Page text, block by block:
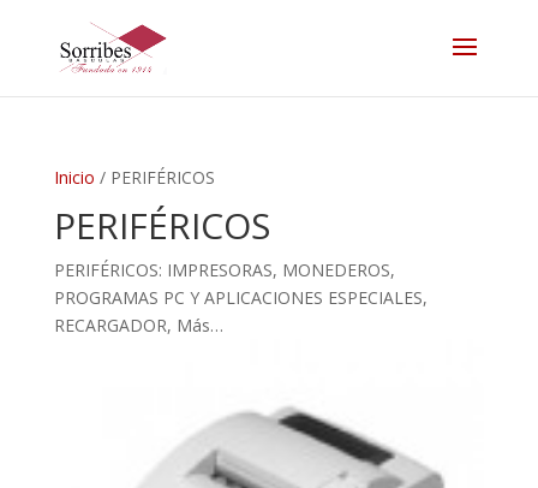
Inicio / PERIFÉRICOS
PERIFÉRICOS
PERIFÉRICOS: IMPRESORAS, MONEDEROS,
PROGRAMAS PC Y APLICACIONES ESPECIALES,
RECARGADOR, Más…